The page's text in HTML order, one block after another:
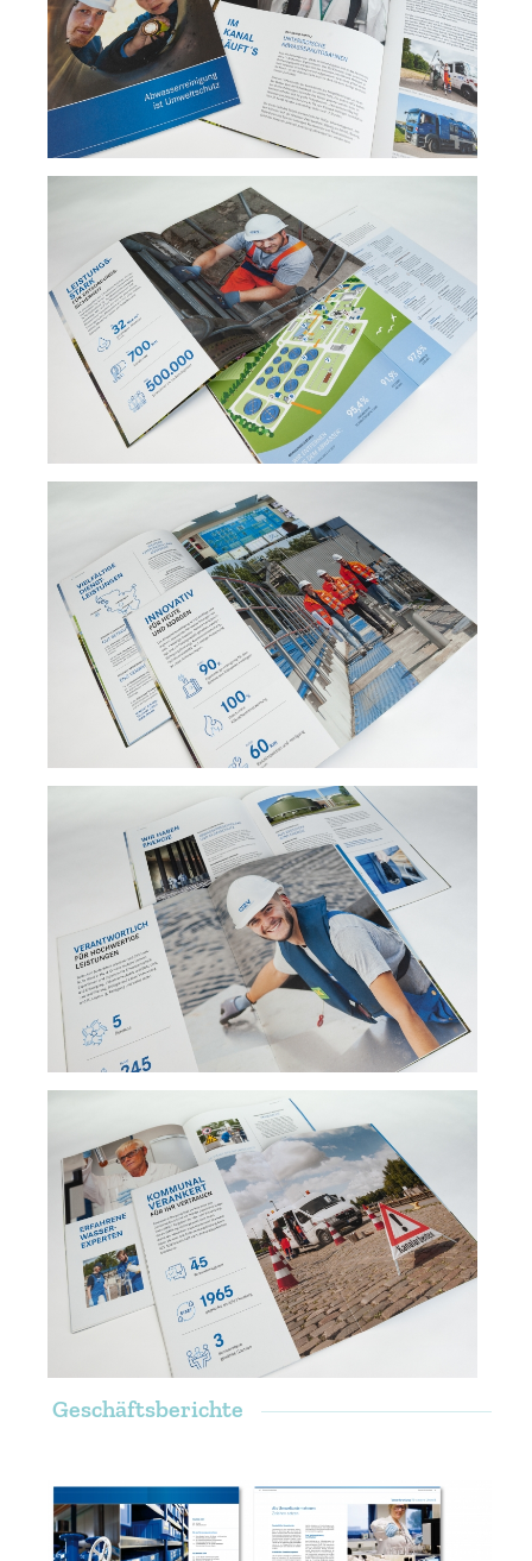
Geschäftsberichte